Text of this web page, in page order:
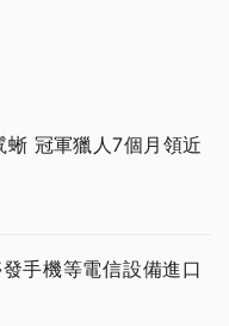
冠軍獵人7個月領近
手機等電信設備進口